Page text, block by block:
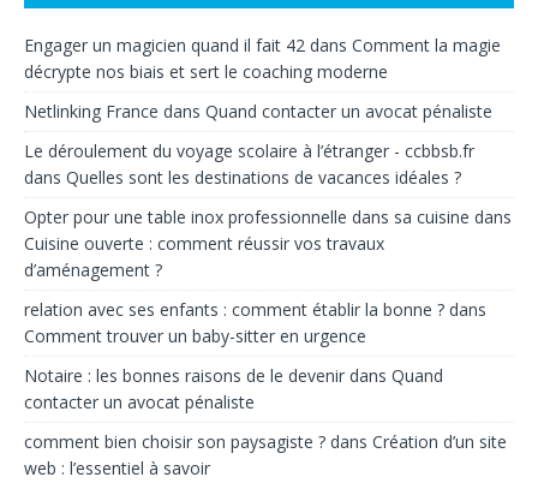
Engager un magicien quand il fait 42 dans Comment la magie
décrypte nos biais et sert le coaching moderne
Netlinking France dans Quand contacter un avocat pénaliste
Le déroulement du voyage scolaire à l’étranger - ccbbsb.fr
dans Quelles sont les destinations de vacances idéales ?
Opter pour une table inox professionnelle dans sa cuisine dans
Cuisine ouverte : comment réussir vos travaux
d’aménagement ?
relation avec ses enfants : comment établir la bonne ? dans
Comment trouver un baby-sitter en urgence
Notaire : les bonnes raisons de le devenir dans Quand
contacter un avocat pénaliste
comment bien choisir son paysagiste ? dans Création d’un site
web : l’essentiel à savoir